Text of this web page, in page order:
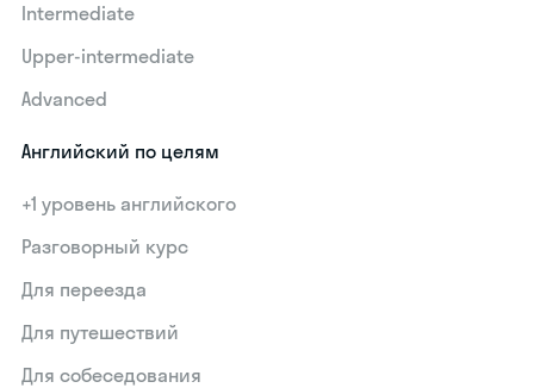
Intermediate
Upper-intermediate
Advanced
Английский по целям
+1 уровень английского
Разговорный курс
Для переезда
Для путешествий
Для собеседования